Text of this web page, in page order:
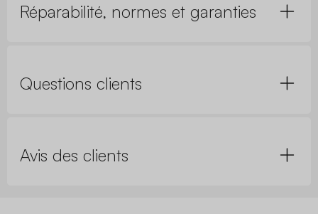
Réparabilité, normes et garanties
Questions clients
Avis des clients